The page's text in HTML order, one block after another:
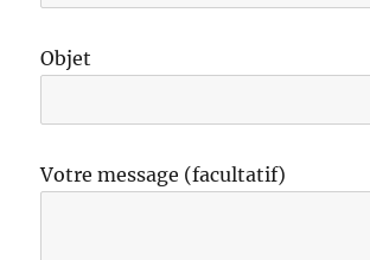
Objet
Votre message (facultatif)